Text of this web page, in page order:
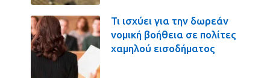
Τι ισχύει για την δωρεάν
νομική βοήθεια σε πολίτες
χαμηλού εισοδήματος